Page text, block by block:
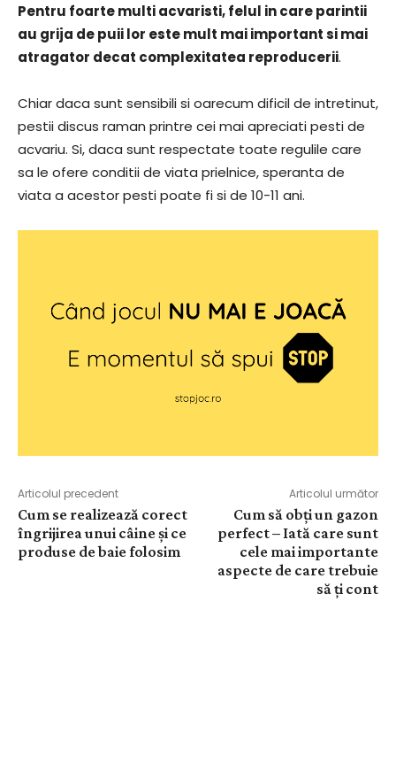
Pentru foarte multi acvaristi, felul in care parintii
au grija de puii lor este mult mai important si mai
atragator decat complexitatea reproducerii.
Chiar daca sunt sensibili si oarecum dificil de intretinut,
pestii discus raman printre cei mai apreciati pesti de
acvariu. Si, daca sunt respectate toate regulile care
sa le ofere conditii de viata prielnice, speranta de
viata a acestor pesti poate fi si de 10-11 ani.
Articolul precedent
Cum se realizează corect
îngrijirea unui câine și ce
produse de baie folosim
Articolul următor
Cum să obți un gazon
perfect – Iată care sunt
cele mai importante
aspecte de care trebuie
să ți cont